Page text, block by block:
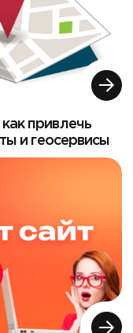
привлечь
и геосервисы